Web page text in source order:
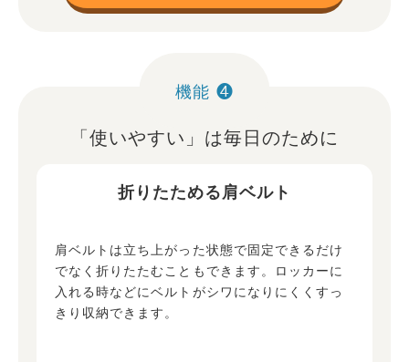
機能 ❹
「使いやすい」は毎日のために
折りたためる肩ベルト
肩ベルトは立ち上がった状態で固定できるだけ
でなく折りたたむこともできます。ロッカーに
入れる時などにベルトがシワになりにくくすっ
きり収納できます。